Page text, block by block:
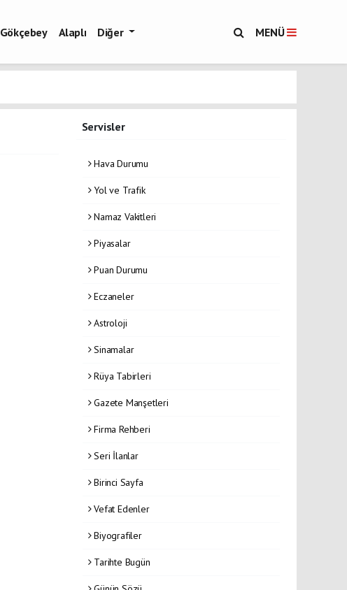
Gökçebey Alaplı Diğer MENÜ
Servisler
Hava Durumu
Yol ve Trafik
Namaz Vakitleri
Piyasalar
Puan Durumu
Eczaneler
Astroloji
Sinamalar
Rüya Tabirleri
Gazete Manşetleri
Firma Rehberi
Seri İlanlar
Birinci Sayfa
Vefat Edenler
Biyografiler
Tarihte Bugün